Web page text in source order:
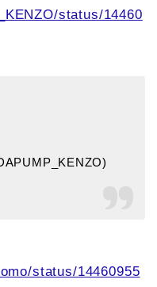
status/14460
status/14460955